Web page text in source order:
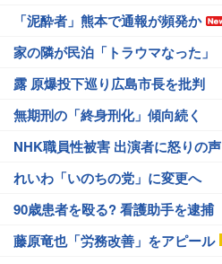
「泥酔者」熊本で通報が頻発か
家の隣が民泊「トラウマなった」
露 原爆投下巡り広島市長を批判
無期刑の「終身刑化」傾向続く
NHK職員性被害 出演者に怒りの声
れいわ「いのちの党」に変更へ
90歳患者を殴る? 看護助手を逮捕
藤原竜也「労務改善」をアピール